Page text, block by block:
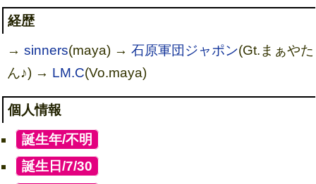
経歴
→sinners(maya) →石原軍団ジャポン(Gt.まぁやた
ん♪) → LM.C(Vo.maya)
個人情報
誕生年/不明
誕生日/7/30